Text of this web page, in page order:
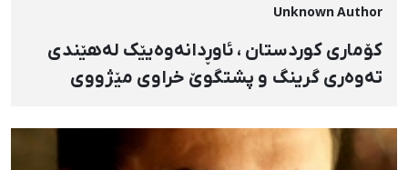
Unknown Author
کۆماری کوردستان ، ئاوڕدانه‌وه‌یێک له‌هێندی
ته‌وه‌ری گرینگ و پشتگوێ خراوی مێژووی